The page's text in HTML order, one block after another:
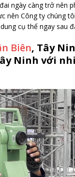
ngày càng trở nên
nên Công ty chúng
cụ thể ngay sau
Biên, Tây
Ninh với